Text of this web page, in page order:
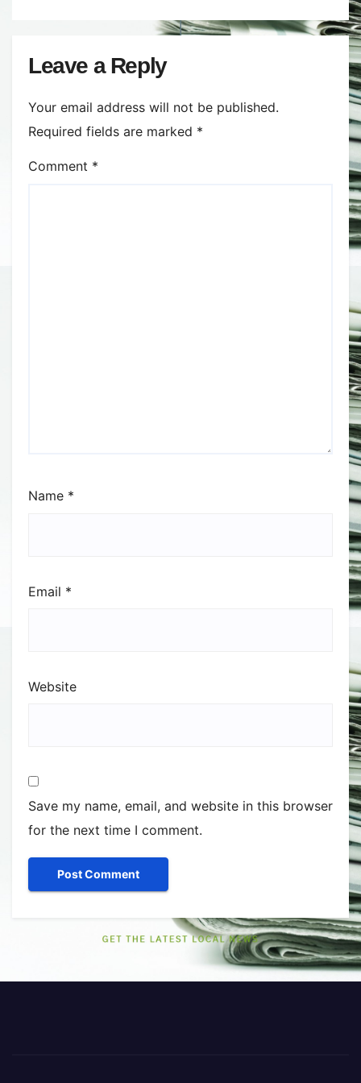
Leave a Reply
Your email address will not be published.
Required fields are marked *
Comment *
Name *
Email *
Website
Save my name, email, and website in this browser
for the next time I comment.